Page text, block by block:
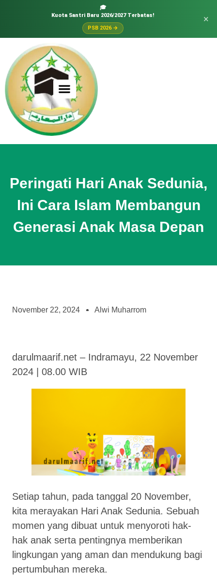
🎓
Kuota Santri Baru 2026/2027 Terbatas!
PSB 2026 →
×
Peringati Hari Anak Sedunia,
Ini Cara Islam Membangun
Generasi Anak Masa Depan
November 22, 2024 Alwi Muharrom
darulmaarif.net – Indramayu, 22 November
2024 | 08.00 WIB
Setiap tahun, pada tanggal 20 November,
kita merayakan Hari Anak Sedunia. Sebuah
momen yang dibuat untuk menyoroti hak-
hak anak serta pentingnya memberikan
lingkungan yang aman dan mendukung bagi
pertumbuhan mereka.